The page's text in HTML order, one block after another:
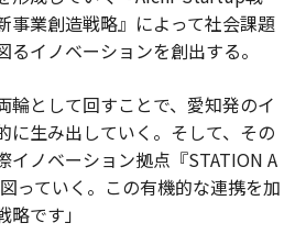
事業創造戦略』によって社会課題
イノベーションを創出する。
輪として回すことで、愛知発のイ
に生み出していく。そして、その
イノベーション拠点『STATION A
っていく。この有機的な連携を加
です」